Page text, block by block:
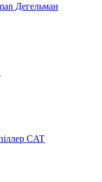
Дегельман
CAT